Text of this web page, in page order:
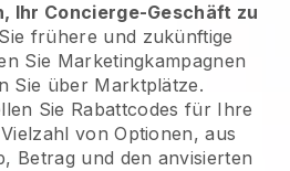
Ihr Concierge-Geschäft zu
frühere und zukünftige
Sie Marketingkampagnen
Sie über Marktplätze.
Sie Rabattcodes für Ihre
von Optionen, aus
Betrag und den anvisierten